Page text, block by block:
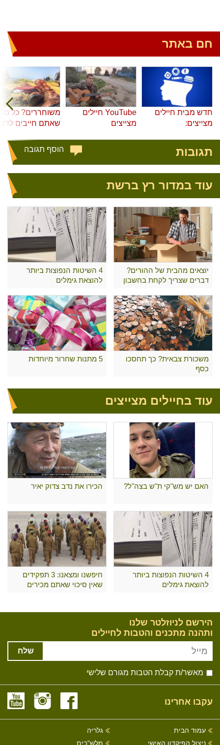
חם באתר
חדש מבית חיילים
מצייצים:
YouTube חיילים
מצייצים
משוחררים? כל
שאתם חייבים
תגובות הוסף תגובה
עוד במדור רץ ברשת
יוצאים מהבית של ההורים?
דברים שצריך לקחת בחשבון
4 השיטות הנפוצות ביותר
להוצאת גימלים
משכורת צבאית? כך תחסכו
כסף
5 מתנות שחרור מיוחדות
עוד בחיילים מצייצים
האם יש מש"קי ת"ש בצה"ל? הכירו את נדב צדוק יאיר
4 השיטות הנפוצות ביותר
להוצאת גימלים
חיפשנו ומצאנו: 3 תפקידים
שאין סיכוי שאתם מכירים
הירשם לניוזלטר שלנו
ותהנה מתכנים והטבות לחיילים
שלח
מאשר/ת קבלת הטבות מגורם שלישי
עקבו אחרינו
עמוד הבית
ניצול הפיקדון האישי
גלריה
מלש"בים